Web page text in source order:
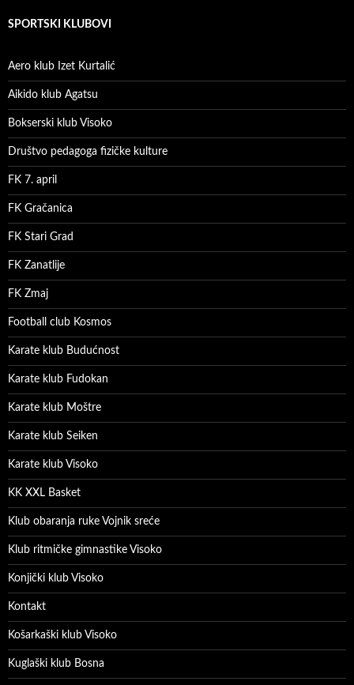
SPORTSKI KLUBOVI
Aero klub Izet Kurtalić
Aikido klub Agatsu
Bokserski klub Visoko
Društvo pedagoga fizičke kulture
FK 7. april
FK Gračanica
FK Stari Grad
FK Zanatlije
FK Zmaj
Football club Kosmos
Karate klub Budućnost
Karate klub Fudokan
Karate klub Moštre
Karate klub Seiken
Karate klub Visoko
KK XXL Basket
Klub obaranja ruke Vojnik sreće
Klub ritmičke gimnastike Visoko
Konjički klub Visoko
Kontakt
Košarkaški klub Visoko
Kuglaški klub Bosna